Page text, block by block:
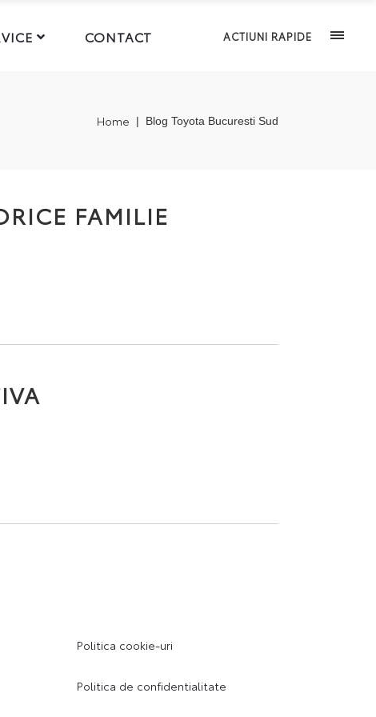
CONTACT ACTIUNI RAPIDE
Home | Blog Toyota Bucuresti Sud
FAMILIE
Politica cookie-uri
Politica de confidentialitate